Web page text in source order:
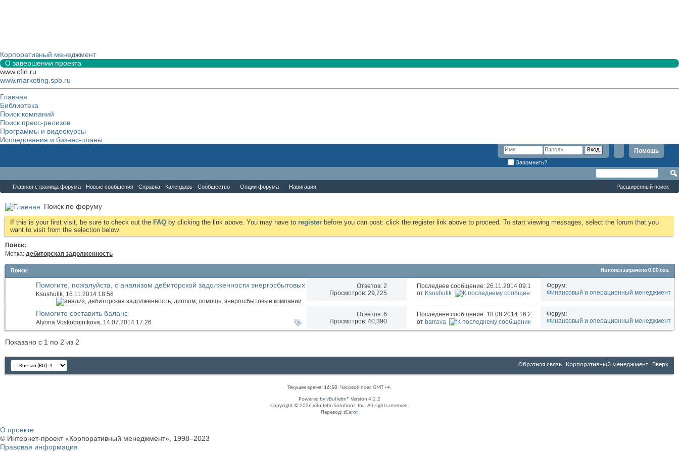
Корпоративный менеджмент
О завершении проекта
www.cfin.ru
www.marketing.spb.ru
Главная
Библиотека
Поиск компаний
Поиск пресс-релизов
Программы и видеокурсы
Исследования и бизнес-планы
Помощь
Запомнить?
Главная страница форума Новые сообщения Справка Календарь Сообщество Опции форума Навигация Расширенный поиск
Поиск по форуму
If this is your first visit, be sure to check out the FAQ by clicking the link above. You may have to register before you can post: click the register link above to proceed. To start viewing messages, select the forum that you
want to visit from the selection below.
Поиск:
Метка: дебиторская задолженность
Поиск: На поиск затрачено0.00сек.
Помогите, пожалуйста, с анализом дебиторской задолженности энергосбытовых
компаний
Ksushulik, 16.11.2014 18:56
Ответов: 2
Просмотров: 29,725
Последнее сообщение: 26.11.201409:16
от Ksushulik
Форум:
Финансовый и операционный менеджмент
Помогите составить баланс
Alyona Voskobojnikova, 14.07.2014 17:26
Ответов: 6
Просмотров: 40,390
Последнее сообщение: 18.08.2014 16:29
отbarrava
Форум:
Финансовый и операционный менеджмент
Показано с 1 по 2 из 2
Обратная связь Корпоративный менеджмент Вверх
Текущее время: 16:50. Часовой пояс GMT +4.
Powered byvBulletin® Version 4.2.2
Copyright © 2026 vBulletin Solutions, Inc. All rights reserved.
Перевод: zCarot
О проекте
© Интернет-проект «Корпоративный менеджмент», 1998–2023
Правовая информация